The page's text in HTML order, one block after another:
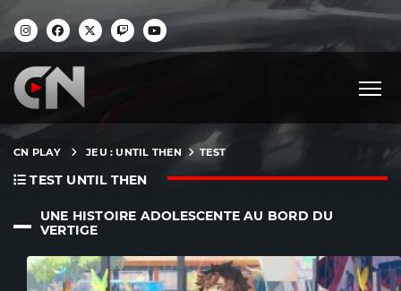
CN PLAY JEU : UNTIL THEN TEST
TEST UNTIL THEN
UNE HISTOIRE ADOLESCENTE AU BORD DU
VERTIGE